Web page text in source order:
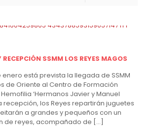
SSMM LOS REYES MAGOS
enero está prevista la llegada de SSMM
de Oriente al Centro de Formación
‘Hermanos Javier y Manuel
recepción, los Reyes repartirán juguetes
a grandes y pequeños con un
de reyes, acompañado de […]